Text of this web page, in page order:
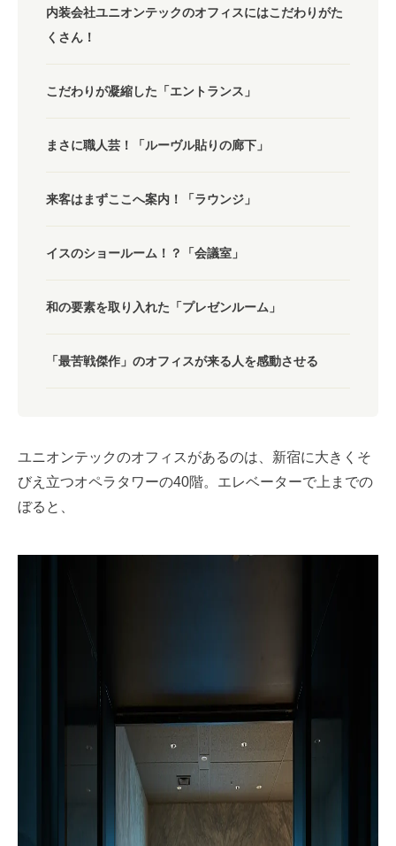
内装会社ユニオンテックのオフィスにはこだわりがた
くさん！
こだわりが凝縮した「エントランス」
まさに職人芸！「ルーヴル貼りの廊下」
来客はまずここへ案内！「ラウンジ」
イスのショールーム！？「会議室」
和の要素を取り入れた「プレゼンルーム」
「最苦戦傑作」のオフィスが来る人を感動させる
ユニオンテックのオフィスがあるのは、新宿に大きくそ
びえ立つオペラタワーの40階。エレベーターで上までの
ぼると、